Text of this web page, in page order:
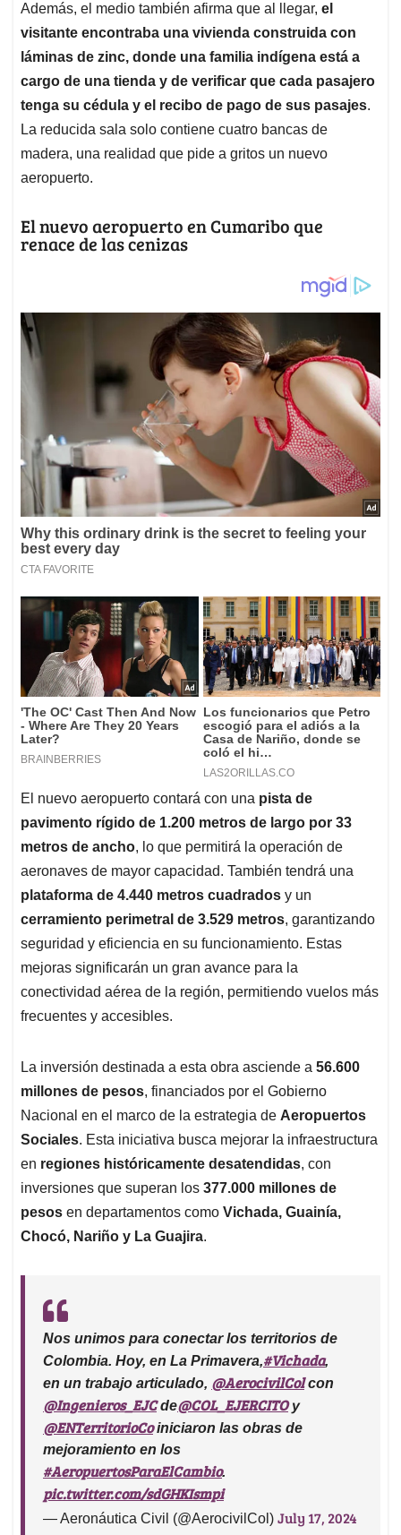
Además, el medio también afirma que al llegar, el
visitante encontraba una vivienda construida con
láminas de zinc, donde una familia indígena está a
cargo de una tienda y de verificar que cada pasajero
tenga su cédula y el recibo de pago de sus pasajes.
La reducida sala solo contiene cuatro bancas de
madera, una realidad que pide a gritos un nuevo
aeropuerto.
El nuevo aeropuerto en Cumaribo que
renace de las cenizas
El nuevo aeropuerto contará con una pista de
pavimento rígido de 1.200 metros de largo por 33
metros de ancho, lo que permitirá la operación de
aeronaves de mayor capacidad. También tendrá una
plataforma de 4.440 metros cuadrados y un
cerramiento perimetral de 3.529 metros, garantizando
seguridad y eficiencia en su funcionamiento. Estas
mejoras significarán un gran avance para la
conectividad aérea de la región, permitiendo vuelos más
frecuentes y accesibles.
La inversión destinada a esta obra asciende a 56.600
millones de pesos, financiados por el Gobierno
Nacional en el marco de la estrategia de Aeropuertos
Sociales. Esta iniciativa busca mejorar la infraestructura
en regiones históricamente desatendidas, con
inversiones que superan los 377.000 millones de
pesos en departamentos como Vichada, Guainía,
Chocó, Nariño y La Guajira.
Nos unimos para conectar los territorios de
Colombia. Hoy, en La Primavera,#Vichada,
en un trabajo articulado, @AerocivilColcon
@Ingenieros_EJCde@COL_EJERCITOy
@ENTerritorioCoiniciaron las obras de
mejoramiento en los
#AeropuertosParaElCambio.
pic.twitter.com/sdGHKIsmpi
— Aeronáutica Civil (@AerocivilCol) July 17, 2024